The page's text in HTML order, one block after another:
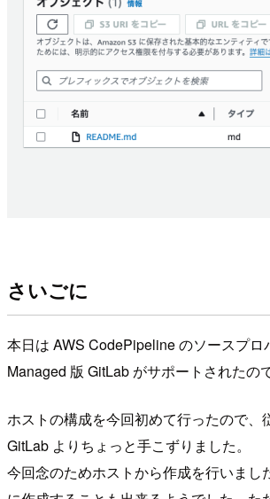
さいごに
本日は AWS CodePipeline のソースプロ
Managed 版 GitLab がサポートされたの
ホストの構成を今回初めて行ったので、
GitLab よりちょっと手こずりました。
今回念のためホストから作成を行いまし